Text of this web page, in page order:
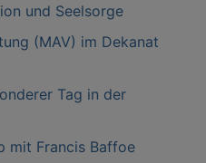
und Seelsorge
(MAV) im Dekanat
Tag in der
mit Francis Baffoe